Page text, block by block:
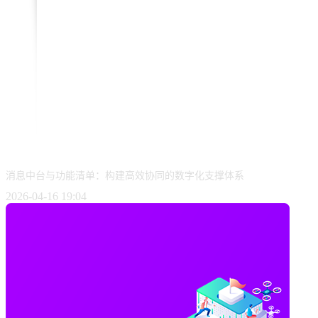
消息中台与功能清单：构建高效协同的数字化支撑体系
2026-04-16 19:04